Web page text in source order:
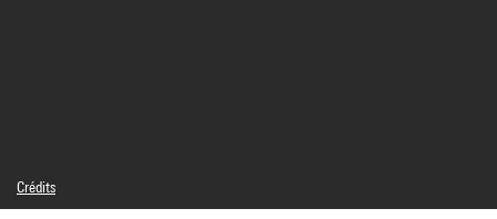
Crédits
© Lamia Joreige